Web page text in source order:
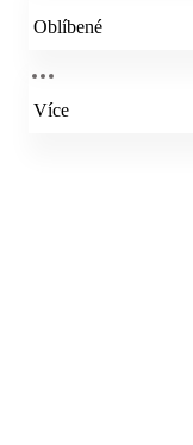
Oblíbené
Více